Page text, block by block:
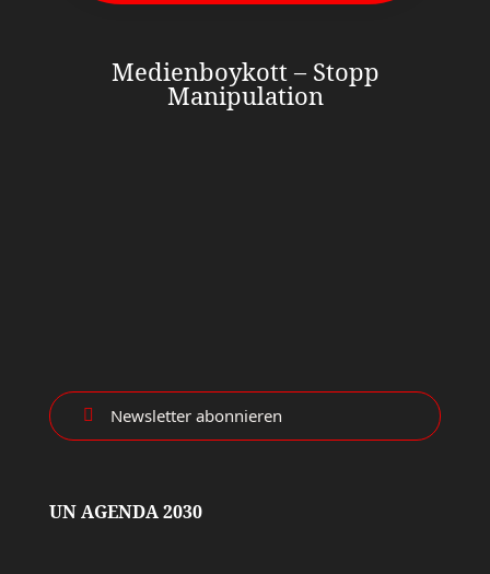
Medienboykott – Stopp
Manipulation
 Newsletter abonnieren
UN AGENDA 2030